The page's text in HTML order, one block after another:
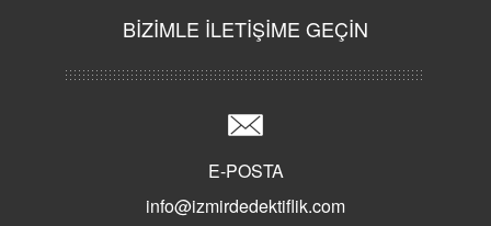
Star Dedektiflik
İyi Dedektif Nasıl Anlaşılır?
Türkiye'de Özel Dedektifliğin Tarihi
Dedektif Büroları Ne İş Yapar?
Sherlock Holmes Dedektiflik
BİZİMLE İLETİŞİME GEÇİN
E-POSTA
info@izmirdedektiflik.com